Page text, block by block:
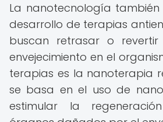
La nanotecnología
desarrollo de terapias
buscan retrasar o
envejecimiento en el
terapias es la nanoterapia
se basa en el uso de
estimular la